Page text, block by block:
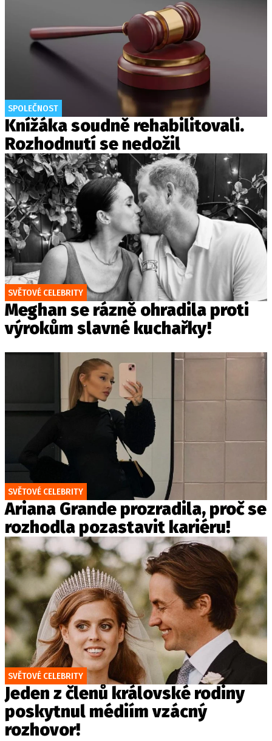
SPOLEČNOST
Knížáka soudně rehabilitovali.
Rozhodnutí se nedožil
SVĚTOVÉ CELEBRITY
Meghan se rázně ohradila proti
výrokům slavné kuchařky!
SVĚTOVÉ CELEBRITY
Ariana Grande prozradila, proč se
rozhodla pozastavit kariéru!
SVĚTOVÉ CELEBRITY
Jeden z členů královské rodiny
poskytnul médiím vzácný
rozhovor!